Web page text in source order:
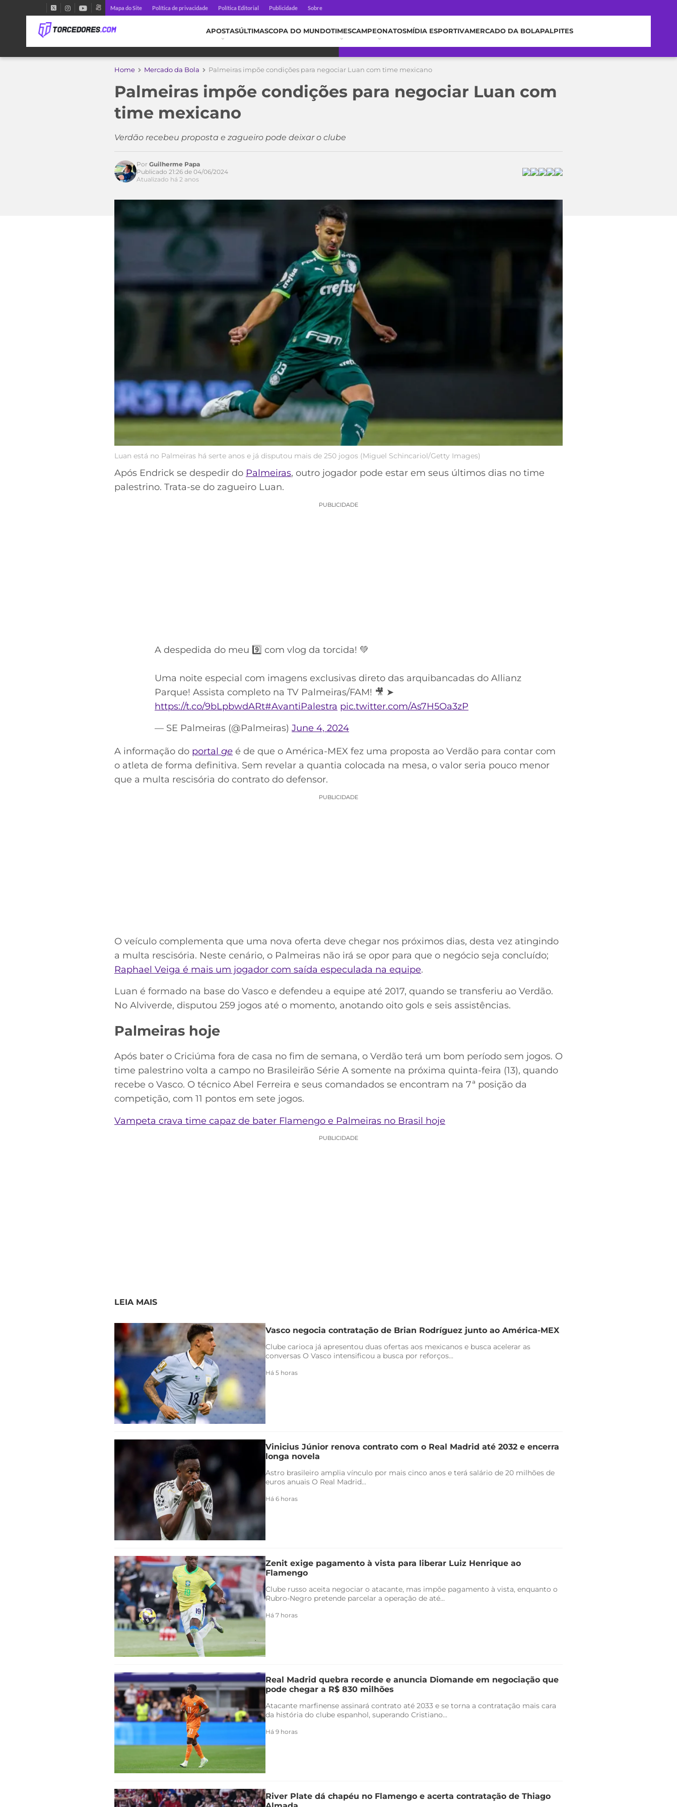
Mapa do Site Política de privacidade Política Editorial Publicidade Sobre
APOSTASÚLTIMASCOPA DO MUNDOTIMESCAMPEONATOSMÍDIA ESPORTIVAMERCADO DA BOLAPALPITES
Home Mercado da Bola Palmeiras impõe condições para negociar Luan com time mexicano
Palmeiras impõe condições para negociar Luan com
time mexicano
Verdão recebeu proposta e zagueiro pode deixar o clube
Por Guilherme Papa
Publicado 21:26 de 04/06/2024
Atualizado há 2 anos
Luan está no Palmeiras há serte anos e já disputou mais de 250 jogos (Miguel Schincariol/Getty Images)
Após Endrick se despedir do Palmeiras, outro jogador pode estar em seus últimos dias no time
palestrino. Trata-se do zagueiro Luan.
PUBLICIDADE
A despedida do meu 9️⃣ com vlog da torcida! 💚
Uma noite especial com imagens exclusivas direto das arquibancadas do Allianz
Parque! Assista completo na TV Palmeiras/FAM! 🎥 ➤
https://t.co/9bLpbwdARt#AvantiPalestra pic.twitter.com/As7H5Oa3zP
— SE Palmeiras (@Palmeiras) June 4, 2024
A informação do portal ge é de que o América-MEX fez uma proposta ao Verdão para contar com
o atleta de forma definitiva. Sem revelar a quantia colocada na mesa, o valor seria pouco menor
que a multa rescisória do contrato do defensor.
PUBLICIDADE
O veículo complementa que uma nova oferta deve chegar nos próximos dias, desta vez atingindo
a multa rescisória. Neste cenário, o Palmeiras não irá se opor para que o negócio seja concluído;
Raphael Veiga é mais um jogador com saída especulada na equipe.
Luan é formado na base do Vasco e defendeu a equipe até 2017, quando se transferiu ao Verdão.
No Alviverde, disputou 259 jogos até o momento, anotando oito gols e seis assistências.
Palmeiras hoje
Após bater o Criciúma fora de casa no fim de semana, o Verdão terá um bom período sem jogos. O
time palestrino volta a campo no Brasileirão Série A somente na próxima quinta-feira (13), quando
recebe o Vasco. O técnico Abel Ferreira e seus comandados se encontram na 7ª posição da
competição, com 11 pontos em sete jogos.
Vampeta crava time capaz de bater Flamengo e Palmeiras no Brasil hoje
PUBLICIDADE
LEIA MAIS
Vasco negocia contratação de Brian Rodríguez junto ao América-MEX
Clube carioca já apresentou duas ofertas aos mexicanos e busca acelerar as
conversas O Vasco intensificou a busca por reforços...
Há 5 horas
Vinicius Júnior renova contrato com o Real Madrid até 2032 e encerra
longa novela
Astro brasileiro amplia vínculo por mais cinco anos e terá salário de 20 milhões de
euros anuais O Real Madrid...
Há 6 horas
Zenit exige pagamento à vista para liberar Luiz Henrique ao
Flamengo
Clube russo aceita negociar o atacante, mas impõe pagamento à vista, enquanto o
Rubro-Negro pretende parcelar a operação de até...
Há 7 horas
Real Madrid quebra recorde e anuncia Diomande em negociação que
pode chegar a R$ 830 milhões
Atacante marfinense assinará contrato até 2033 e se torna a contratação mais cara
da história do clube espanhol, superando Cristiano...
Há 9 horas
River Plate dá chapéu no Flamengo e acerta contratação de Thiago